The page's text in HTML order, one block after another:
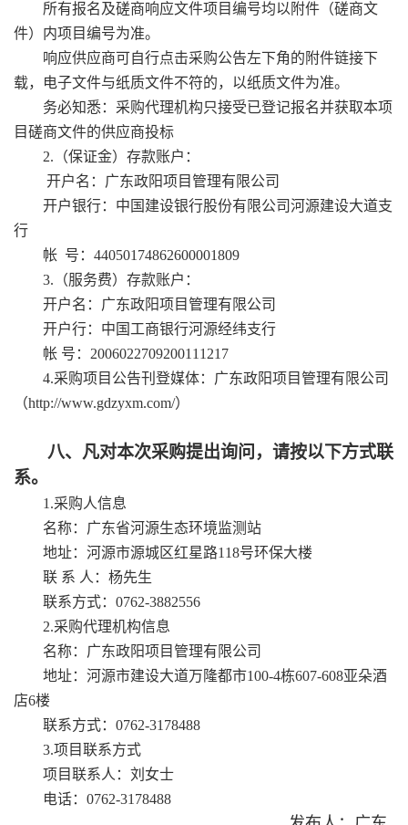
所有报名及磋商响应文件项目编号均以附件（磋商文
件）内项目编号为准。
响应供应商可自行点击采购公告左下角的附件链接下
载，电子文件与纸质文件不符的，以纸质文件为准。
务必知悉：采购代理机构只接受已登记报名并获取本项
目磋商文件的供应商投标
2.（保证金）存款账户：
开户名： 广东政阳项目管理有限公司
开户银行： 中国建设银行股份有限公司河源建设大道支
行
帐 号： 44050174862600001809
3.（服务费）存款账户：
开户名： 广东政阳项目管理有限公司
开户行： 中国工商银行河源经纬支行
帐 号： 2006022709200111217
4.采购项目公告刊登媒体：广东政阳项目管理有限公司
（http://www.gdzyxm.com/）
八、凡对本次采购提出询问，请按以下方式联
系。
1.采购人信息
名称： 广东省河源生态环境监测站
地址： 河源市源城区红星路118号环保大楼
联 系 人：杨先生
联系方式： 0762-3882556
2.采购代理机构信息
名称： 广东政阳项目管理有限公司
地址： 河源市建设大道万隆都市100-4栋607-608亚朵酒
店6楼
联系方式： 0762-3178488
3.项目联系方式
项目联系人： 刘女士
电话： 0762-3178488